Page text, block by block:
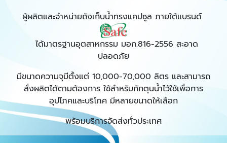
ผู้ผลิตและจำหน่ายถังเก็บน้ำทรงแคปซูล ภายใต้แบรนด์
ได้มาตรฐานอุตสาหกรรม มอก.816-2556 สะอาด
ปลอดภัย
มีขนาดความจุมีตั้งแต่ 10,000-70,000 ลิตร และสามารถ
สั่งผลิตได้ตามต้องการ ใช้สำหรับกักตุนน้ำไว้ใช้เพื่อการ
อุปโภคและบริโภค มีหลายขนาดให้เลือก
พร้อมบริการจัดส่งทั่วประเทศ